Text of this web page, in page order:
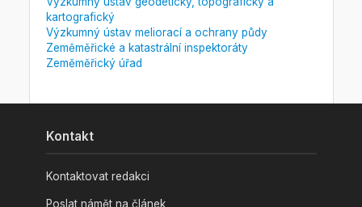
kartografický
Výzkumný ústav meliorací a ochrany půdy
Zeměměřické a katastrální inspektoráty
Zeměměřický úřad
Kontakt
Kontaktovat redakci
Poslat námět na článek